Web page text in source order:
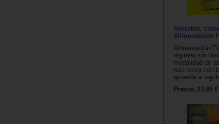
Secretos,
Alimentación
Alimentación
régimen sin
modalidad de
restrictiva con
aprende a
Precio: 23.85 €